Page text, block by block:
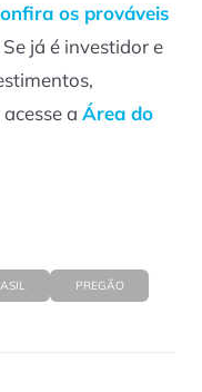
os prováveis
Se já é investidor e
a Área do
PREGÃO